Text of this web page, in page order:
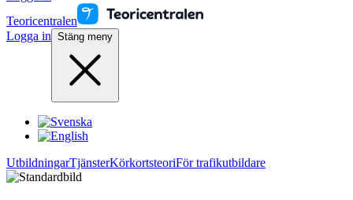
Teoricentralen
Logga in Stäng meny
UtbildningarTjänsterKörkortsteoriFör trafikutbildare